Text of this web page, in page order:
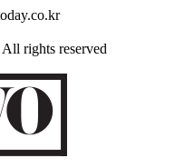
All rights reserved